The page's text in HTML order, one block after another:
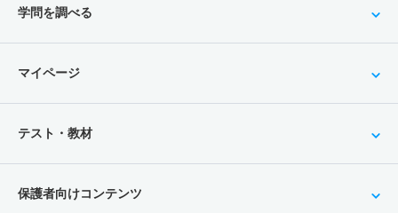
学問を調べる
マイページ
テスト・教材
保護者向けコンテンツ